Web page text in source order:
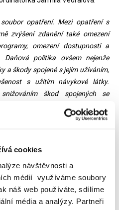
cookies
návštěvnosti a
médií využíváme soubory
náš web používáte, sdílíme
média a analýzy. Partneři
opatření. Mezi opatření s
zvýšení zdanění také omezení
omezení dostupnosti a
politika ovšem nejenže
a škody spojené s jejím užíváním,
s užitím návykové látky.
škod spojených se
doplňuje Jarmila Vedralová.
z 57 Kč na 64,5 Kč.Výše sazby
zůstane nižší než například v
Polsku (68,68 Kč / 0,5 l).
zvýšení sazby spotřební daně